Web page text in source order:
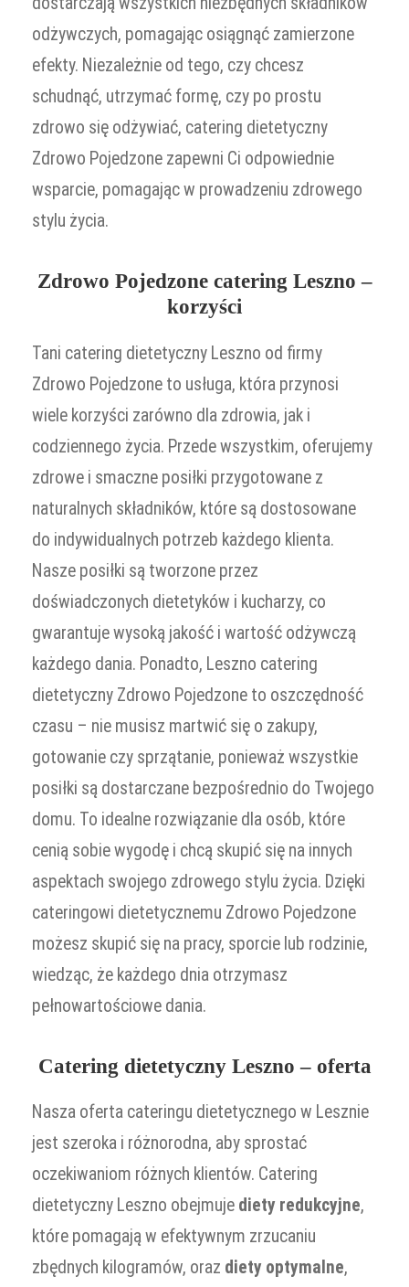
odżywczych, pomagając osiągnąć zamierzone
efekty. Niezależnie od tego, czy chcesz
schudnąć, utrzymać formę, czy po prostu
zdrowo się odżywiać, catering dietetyczny
Zdrowo Pojedzone zapewni Ci odpowiednie
wsparcie, pomagając w prowadzeniu zdrowego
stylu życia.
Zdrowo Pojedzone catering Leszno –
korzyści
Tani catering dietetyczny Leszno od firmy
Zdrowo Pojedzone to usługa, która przynosi
wiele korzyści zarówno dla zdrowia, jak i
codziennego życia. Przede wszystkim, oferujemy
zdrowe i smaczne posiłki przygotowane z
naturalnych składników, które są dostosowane
do indywidualnych potrzeb każdego klienta.
Nasze posiłki są tworzone przez
doświadczonych dietetyków i kucharzy, co
gwarantuje wysoką jakość i wartość odżywczą
każdego dania. Ponadto, Leszno catering
dietetyczny Zdrowo Pojedzone to oszczędność
czasu – nie musisz martwić się o zakupy,
gotowanie czy sprzątanie, ponieważ wszystkie
posiłki są dostarczane bezpośrednio do Twojego
domu. To idealne rozwiązanie dla osób, które
cenią sobie wygodę i chcą skupić się na innych
aspektach swojego zdrowego stylu życia. Dzięki
cateringowi dietetycznemu Zdrowo Pojedzone
możesz skupić się na pracy, sporcie lub rodzinie,
wiedząc, że każdego dnia otrzymasz
pełnowartościowe dania.
Catering dietetyczny Leszno – oferta
Nasza oferta cateringu dietetycznego w Lesznie
jest szeroka i różnorodna, aby sprostać
oczekiwaniom różnych klientów. Catering
dietetyczny Leszno obejmuje diety redukcyjne,
które pomagają w efektywnym zrzucaniu
zbędnych kilogramów, oraz diety optymalne,